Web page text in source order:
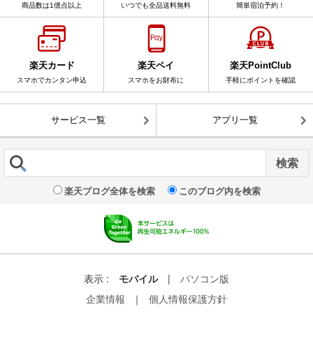
商品数は1億点以上 いつでも全品送料無料 簡単宿泊予約！
楽天カード
スマホでカンタン申込
楽天ペイ
スマホをお財布に
楽天PointClub
手軽にポイントを確認
サービス一覧 アプリ一覧
楽天ブログ全体を検索 このブログ内を検索
表示 : モバイル |
パソコン版
企業情報
｜ 個人情報保護方針